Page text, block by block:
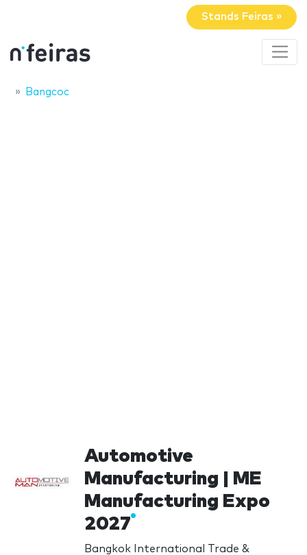
Stands Feiras »
Bangcoc
Automotive
Manufacturing | ME
Manufacturing Expo
2027
Bangkok International Trade &